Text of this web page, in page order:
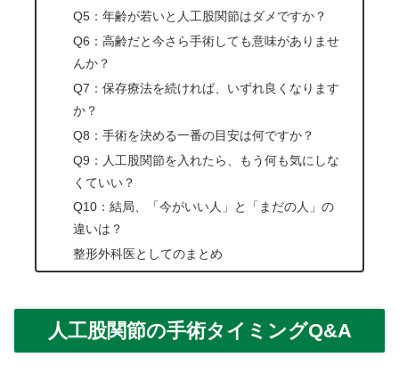
Q5：年齢が若いと人工股関節はダメですか？
Q6：高齢だと今さら手術しても意味がありませ
んか？
Q7：保存療法を続ければ、いずれ良くなります
か？
Q8：手術を決める一番の目安は何ですか？
Q9：人工股関節を入れたら、もう何も気にしな
くていい？
Q10：結局、「今がいい人」と「まだの人」の
違いは？
整形外科医としてのまとめ
人工股関節の手術タイミングQ&A